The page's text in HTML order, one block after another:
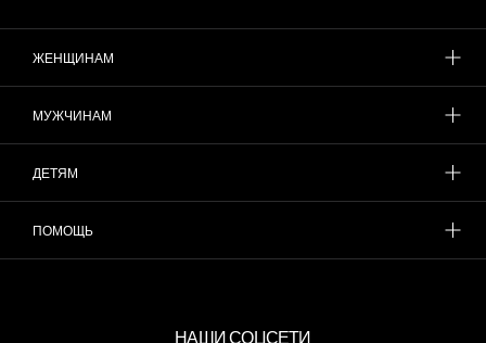
ЖЕНЩИНАМ
МУЖЧИНАМ
ДЕТЯМ
ПОМОЩЬ
НАШИ СОЦСЕТИ